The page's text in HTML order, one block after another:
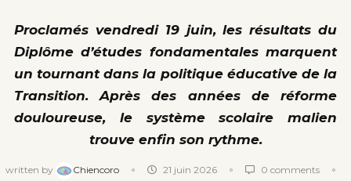
Proclamés vendredi 19 juin, les résultats du
Diplôme d’études fondamentales marquent
un tournant dans la politique éducative de la
Transition. Après des années de réforme
douloureuse, le système scolaire malien
trouve enfin son rythme.
written by Chiencoro 21 juin 2026
0 comments